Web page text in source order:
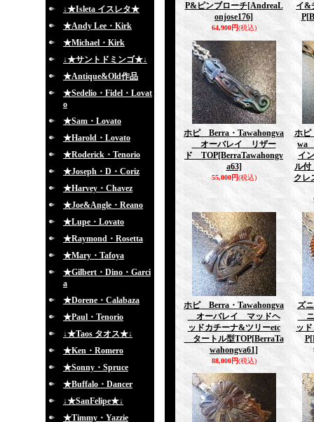
↓★Isleta イスレタ★
★Andy Lee・Kirk
★Michael・Kirk
↓★サントドミンゴ★↓
★Antique&Old作品
★Sedelio・Fidel・Lovat
o
★Sam・Lovato
★Harold・Lovato
★Roderick・Tenorio
★Joseph・D・Coriz
★Harvey・Chavez
★Joe&Angle・Reano
★Lupe・Lovato
★Raymond・Rosetta
★Mary・Tafoya
★Gilbert・Dino・Garci
a
★Dorene・Calabaza
★Paul・Tenorio
↓★Taos タオス★↓
★Ken・Romero
★Sonny・Spruce
★Buffalo・Dancer
↓★SanFelipe★↓
★Timmy・Yazzie
P&ピンブローチ[AndreaL
onjose176]
64,900円(税込)
イ&
P
ホピ Berra・Tawahongva
オーバレイ リザー
ド TOP[BerraTawahongv
a63]
55,000円(税込)
ホピ
wa
イ
ル
クレ
ホピ Berra・Tawahongva
オーバレイ マッドヘ
ッドカチーナ&ツリーetc
タートル型TOP[BerraTa
wahongva61]
88,000円(税込)
ズ
ニ
ッ
P